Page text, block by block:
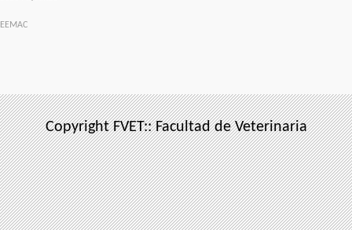
EEMAC
Copyright FVET:: Facultad de Veterinaria